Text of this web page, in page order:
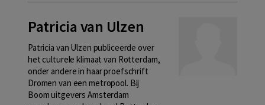
Patricia van Ulzen
Patricia van Ulzen publiceerde over
het culturele klimaat van Rotterdam,
onder andere in haar proefschrift
Dromen van een metropool. Bij
Boom uitgevers Amsterdam